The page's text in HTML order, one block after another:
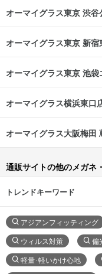
オーマイグラス東京 渋谷
オーマイグラス東京 新宿
オーマイグラス東京 池袋
オーマイグラス横浜東口
オーマイグラス大阪梅田
通販サイトの他のメガネ
トレンドキーワード
アジアンフィッティング
ウィルス対策 偏
軽量･軽いかけ心地